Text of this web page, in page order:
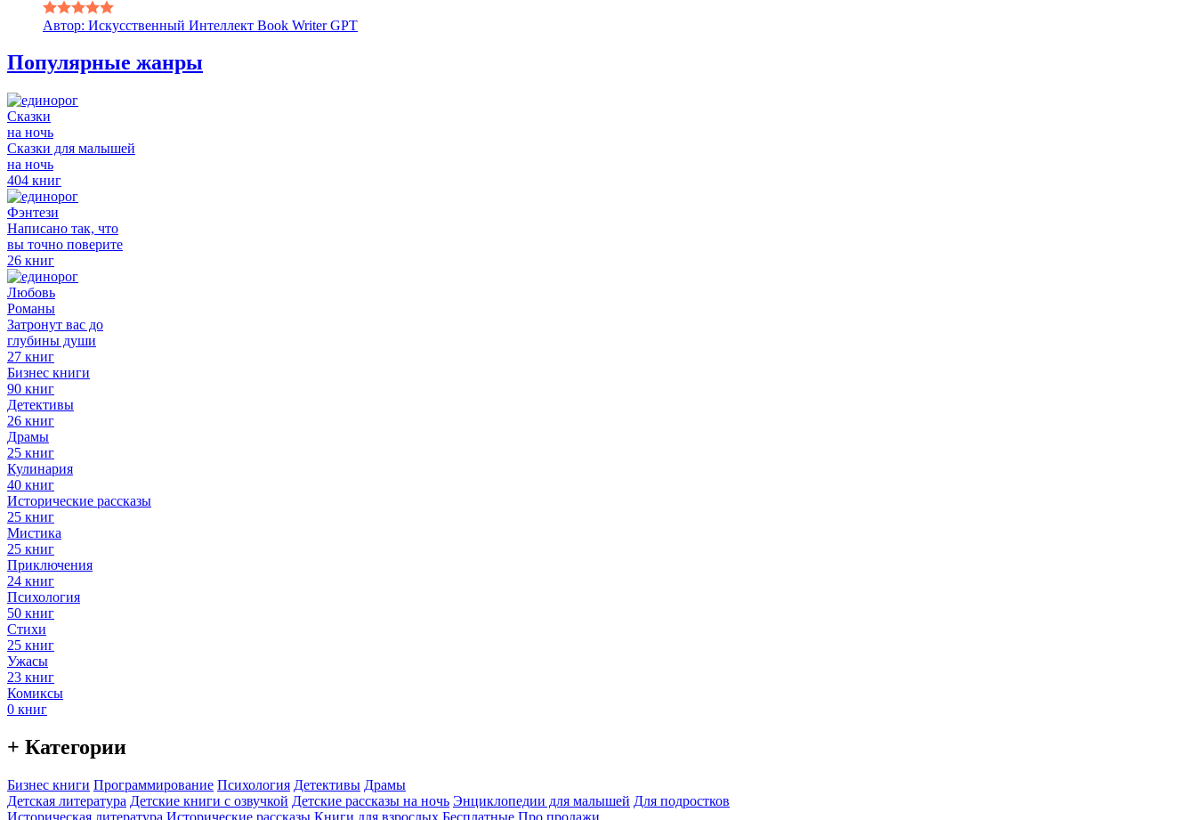
Автор: Искусственный Интеллект Book Writer GPT
Популярные жанры
Сказки
на ночь
Сказки для малышей
на ночь
404 книг
Фэнтези
Написано так, что
вы точно поверите
26 книг
Любовь
Романы
Затронут вас до
глубины души
27 книг
Бизнес книги
90 книг
Детективы
26 книг
Драмы
25 книг
Кулинария
40 книг
Исторические рассказы
25 книг
Мистика
25 книг
Приключения
24 книг
Психология
50 книг
Стихи
25 книг
Ужасы
23 книг
Комиксы
0 книг
+ Категории
Бизнес книги Программирование Психология Детективы Драмы
Детская литература Детские книги с озвучкой Детские рассказы на ночь Энциклопедии для малышей Для подростков